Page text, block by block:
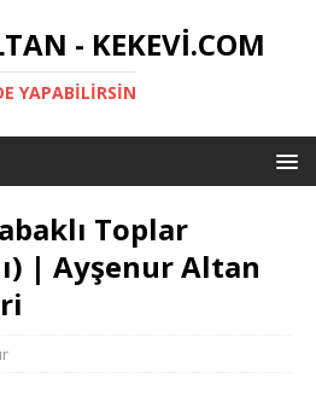
- KEKEVI.COM
YAPABILIRSIN
Toplar
| Ayşenur Altan